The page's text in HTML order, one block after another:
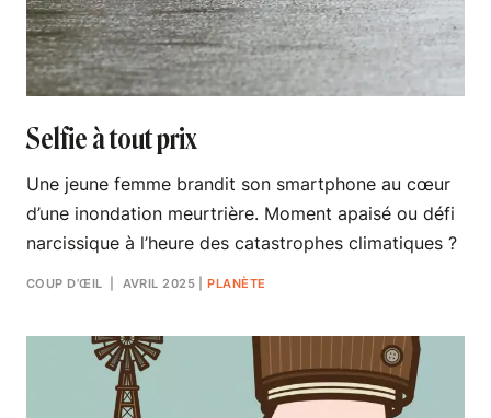
Selfie à tout prix
Une jeune femme brandit son smartphone au cœur
d’une inondation meurtrière. Moment apaisé ou défi
narcissique à l’heure des catastrophes climatiques ?
COUP D’ŒIL | AVRIL 2025 |PLANÈTE